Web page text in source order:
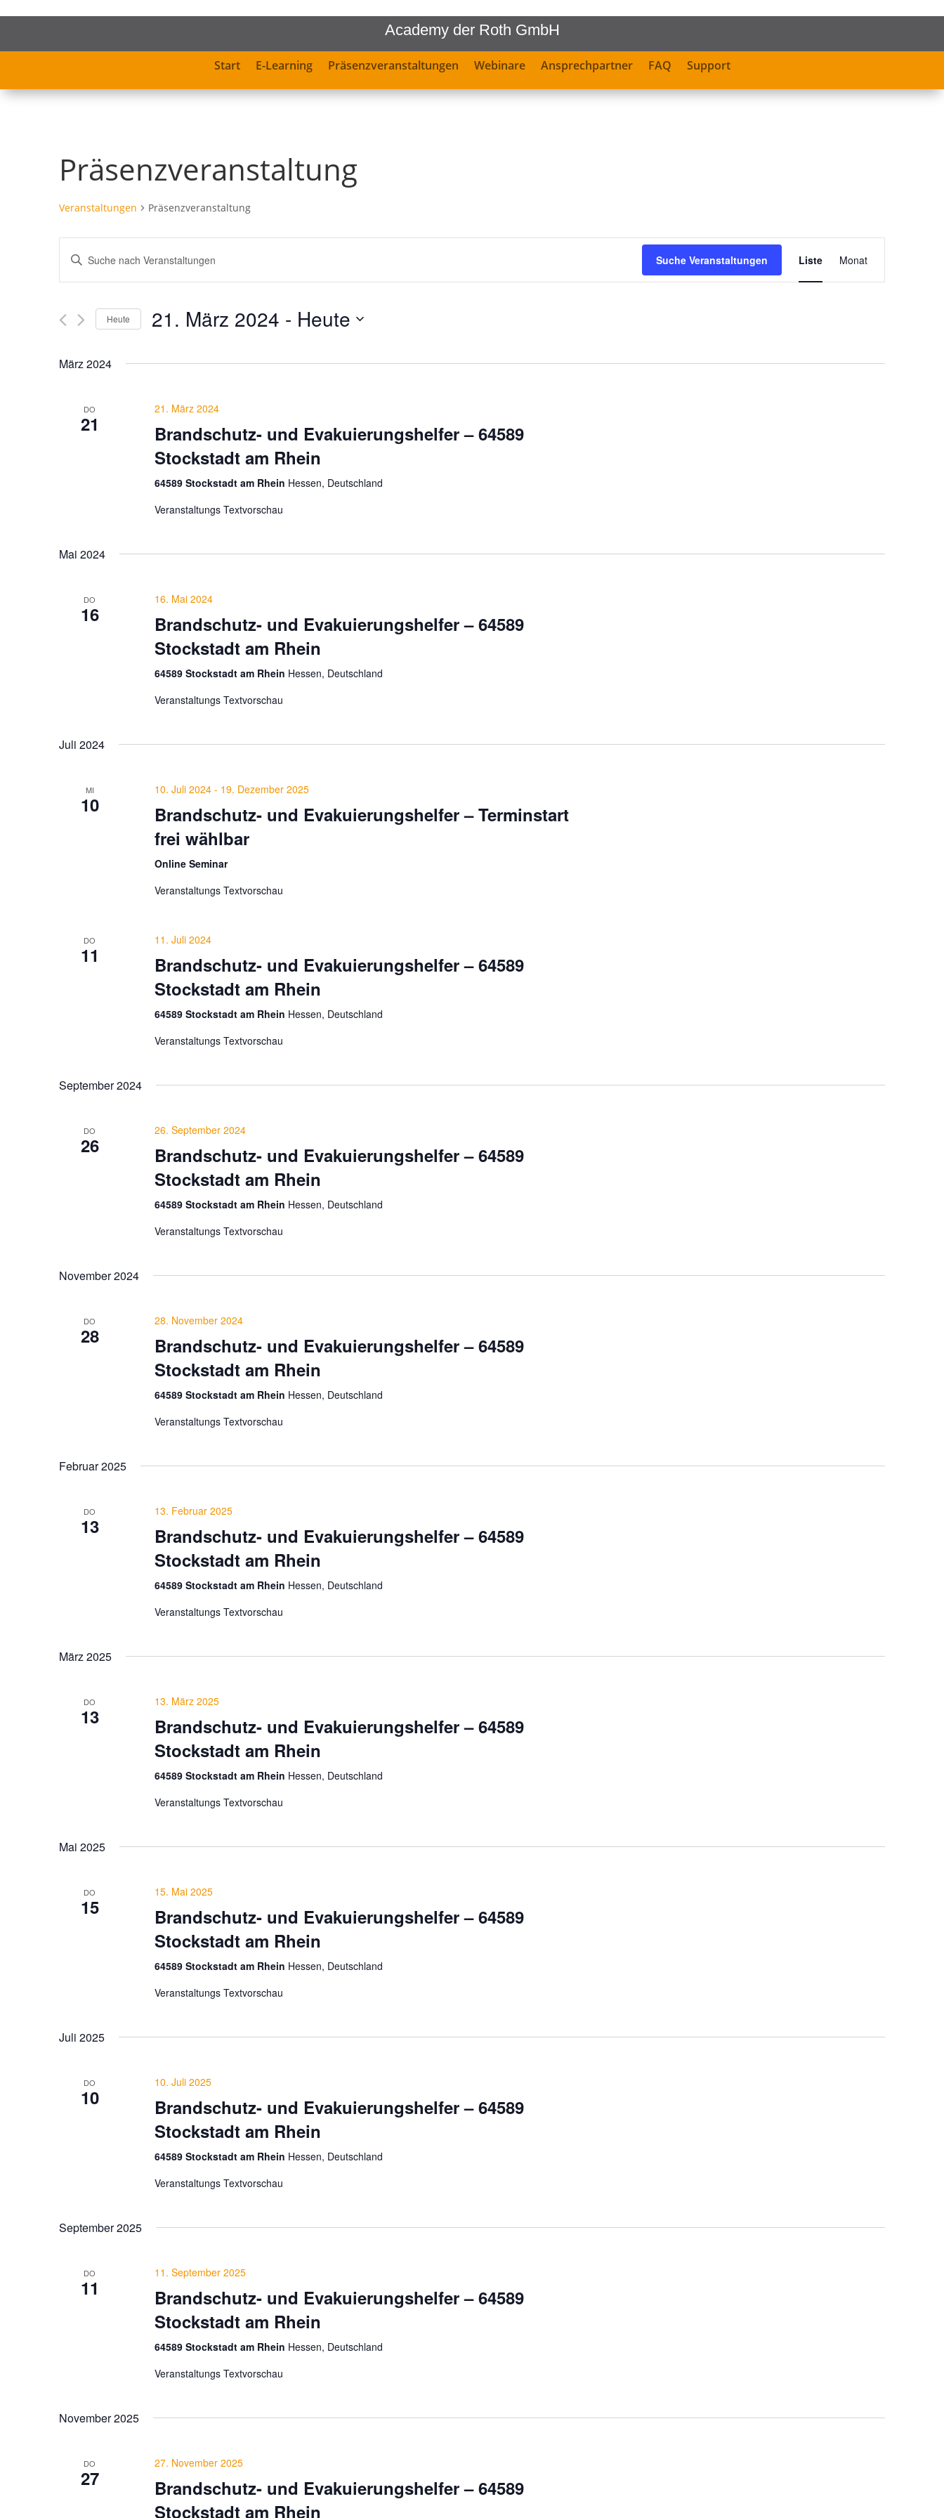
Academy der Roth GmbH
Start E-Learning Präsenzveranstaltungen Webinare Ansprechpartner FAQ Support
Präsenzveranstaltung
Veranstaltungen Präsenzveranstaltung
Veranstaltungen
Suche
und
Navigation
Bitte
Schlüsselwort
eingeben.
nach
Suche Veranstaltungen
Veranstaltung
Ansichten-
Navigation
Liste Monat
Heute 21. März 2024 - Heute
März 2024
DO
21
21. März 2024
Brandschutz- und Evakuierungshelfer – 64589
Stockstadt am Rhein
64589 Stockstadt am Rhein Hessen, Deutschland
Veranstaltungs Textvorschau
Mai 2024
DO
16
16. Mai 2024
Brandschutz- und Evakuierungshelfer – 64589
Stockstadt am Rhein
64589 Stockstadt am Rhein Hessen, Deutschland
Veranstaltungs Textvorschau
Juli 2024
MI
10
10. Juli 2024- 19. Dezember 2025
Brandschutz- und Evakuierungshelfer – Terminstart
frei wählbar
Online Seminar
Veranstaltungs Textvorschau
DO
11
11. Juli 2024
Brandschutz- und Evakuierungshelfer – 64589
Stockstadt am Rhein
64589 Stockstadt am Rhein Hessen, Deutschland
Veranstaltungs Textvorschau
September 2024
DO
26
26. September 2024
Brandschutz- und Evakuierungshelfer – 64589
Stockstadt am Rhein
64589 Stockstadt am Rhein Hessen, Deutschland
Veranstaltungs Textvorschau
November 2024
DO
28
28. November 2024
Brandschutz- und Evakuierungshelfer – 64589
Stockstadt am Rhein
64589 Stockstadt am Rhein Hessen, Deutschland
Veranstaltungs Textvorschau
Februar 2025
DO
13
13. Februar 2025
Brandschutz- und Evakuierungshelfer – 64589
Stockstadt am Rhein
64589 Stockstadt am Rhein Hessen, Deutschland
Veranstaltungs Textvorschau
März 2025
DO
13
13. März 2025
Brandschutz- und Evakuierungshelfer – 64589
Stockstadt am Rhein
64589 Stockstadt am Rhein Hessen, Deutschland
Veranstaltungs Textvorschau
Mai 2025
DO
15
15. Mai 2025
Brandschutz- und Evakuierungshelfer – 64589
Stockstadt am Rhein
64589 Stockstadt am Rhein Hessen, Deutschland
Veranstaltungs Textvorschau
Juli 2025
DO
10
10. Juli 2025
Brandschutz- und Evakuierungshelfer – 64589
Stockstadt am Rhein
64589 Stockstadt am Rhein Hessen, Deutschland
Veranstaltungs Textvorschau
September 2025
DO
11
11. September 2025
Brandschutz- und Evakuierungshelfer – 64589
Stockstadt am Rhein
64589 Stockstadt am Rhein Hessen, Deutschland
Veranstaltungs Textvorschau
November 2025
DO
27
27. November 2025
Brandschutz- und Evakuierungshelfer – 64589
Stockstadt am Rhein